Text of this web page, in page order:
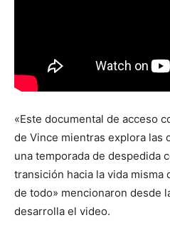
«Este documental de acceso
de Vince mientras explora las
una temporada de despedida
transición hacia la vida misma
de todo» mencionaron desde
desarrolla el video.